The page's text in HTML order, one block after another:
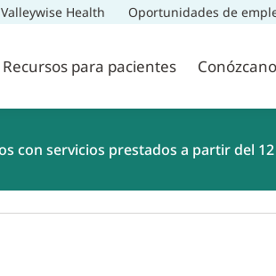
Health Oportunidades de
Recursos para pacientes
con servicios prestados a partir del